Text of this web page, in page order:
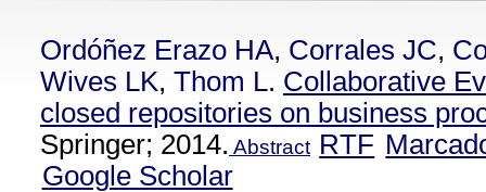
Ordóñez Erazo HA, Corrales JC,
Wives LK, Thom L. Collaborative
closed repositories on business
Springer; 2014. Abstract RTF
Google Scholar